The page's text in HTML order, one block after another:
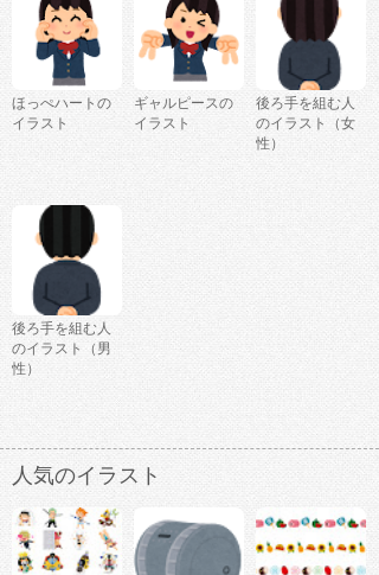
ほっぺハートの
イラスト
ギャルピースの
イラスト
後ろ手を組む人
のイラスト（女
性）
後ろ手を組む人
のイラスト（男
性）
人気のイラスト